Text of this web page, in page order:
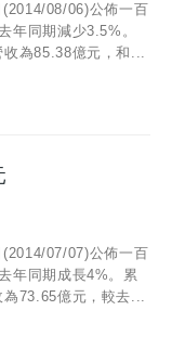
08/06)公佈一百
年同期減少3.5%。
收為85.38億元，和...
07/07)公佈一百
年同期成長4%。累
73.65億元，較去...